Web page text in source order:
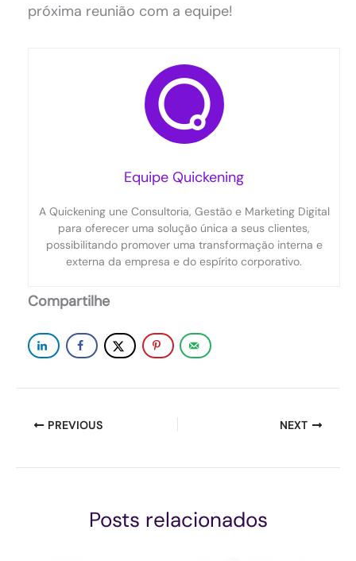
próxima reunião com a equipe!
Equipe Quickening
A Quickening une Consultoria, Gestão e Marketing Digital
para oferecer uma solução única a seus clientes,
possibilitando promover uma transformação interna e
externa da empresa e do espírito corporativo.
Compartilhe
PREVIOUS NEXT
Posts relacionados